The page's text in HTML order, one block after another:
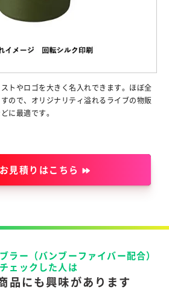
トやロゴを大きく名入れできます。ほぼ全
ので、オリジナリティ溢れるライブの物販
に最適です。
見積りはこちら
ラー（バンブーファイバー配合）
ェックした人は
品にも興味があります